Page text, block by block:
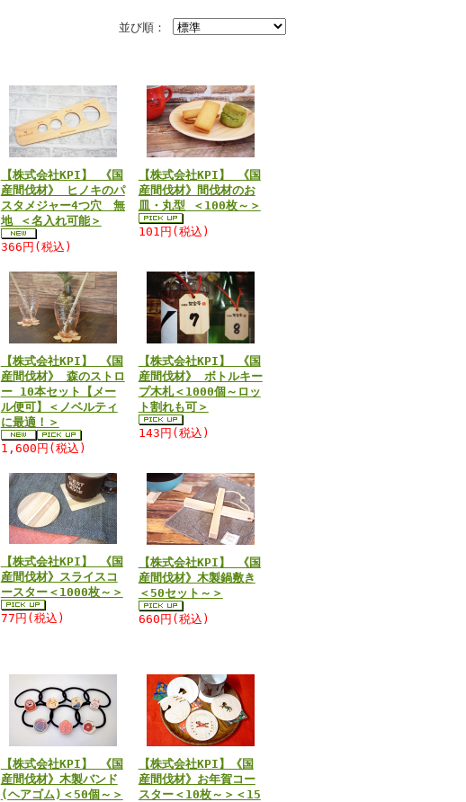
並び順：
【株式会社KPI】 《国
産間伐材》 ヒノキのパ
スタメジャー4つ穴 無
地 ＜名入れ可能＞
366円(税込)
【株式会社KPI】 《国
産間伐材》間伐材のお
皿・丸型 ＜100枚～＞
101円(税込)
【株式会社KPI】 《国
産間伐材》 森のストロ
ー 10本セット【メー
ル便可】＜ノベルティ
に最適！＞
1,600円(税込)
【株式会社KPI】 《国
産間伐材》 ボトルキー
プ木札＜1000個～ロッ
ト割れも可＞
143円(税込)
【株式会社KPI】 《国
産間伐材》スライスコ
ースター＜1000枚～＞
77円(税込)
【株式会社KPI】 《国
産間伐材》木製鍋敷き
＜50セット～＞
660円(税込)
【株式会社KPI】 《国
産間伐材》木製バンド
(ヘアゴム)＜50個～＞
【株式会社KPI】《国
産間伐材》お年賀コー
スター＜10枚～＞＜15